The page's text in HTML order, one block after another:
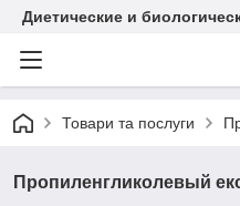
Диетические и
Товари та послуги
Пропиленгликолевый